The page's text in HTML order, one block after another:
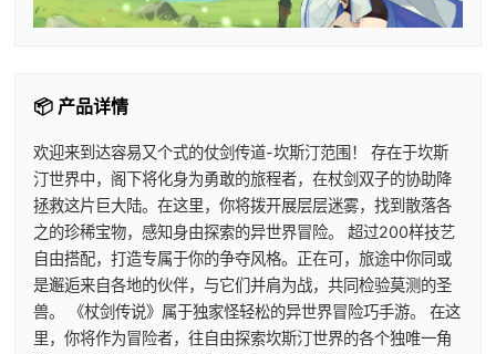
📦 产品详情
欢迎来到达容易又个式的仗剑传道-坎斯汀范围！ 存在于坎斯
汀世界中，阁下将化身为勇敢的旅程者，在杖剑双子的协助降
拯救这片巨大陆。在这里，你将拨开展层层迷雾，找到散落各
之的珍稀宝物，感知身由探索的异世界冒险。 超过200样技艺
自由搭配，打造专属于你的争夺风格。正在可，旅途中你同或
是邂逅来自各地的伙伴，与它们并肩为战，共同检验莫测的圣
兽。 《杖剑传说》属于独家怪轻松的异世界冒险巧手游。 在这
里，你将作为冒险者，往自由探索坎斯汀世界的各个独唯一角